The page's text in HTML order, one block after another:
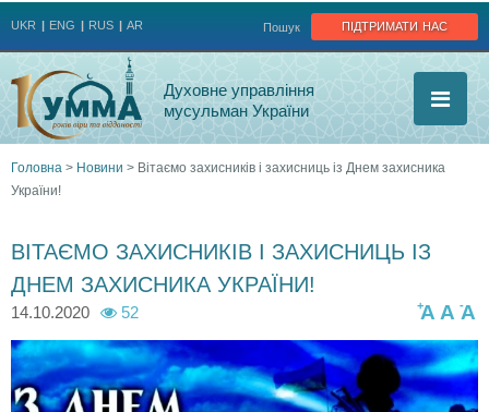
підтримати нас
Пошук
UKR ENG RUS AR
Духовне управління
мусульман України
Ви
є
тут
Головна > Новини > Вітаємо захисників і захисниць із Днем захисника
України!
ВІТАЄМО ЗАХИСНИКІВ І ЗАХИСНИЦЬ ІЗ
ДНЕМ ЗАХИСНИКА УКРАЇНИ!
14.10.2020 52 -A
A
+A
1